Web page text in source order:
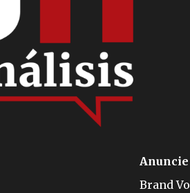
Brand